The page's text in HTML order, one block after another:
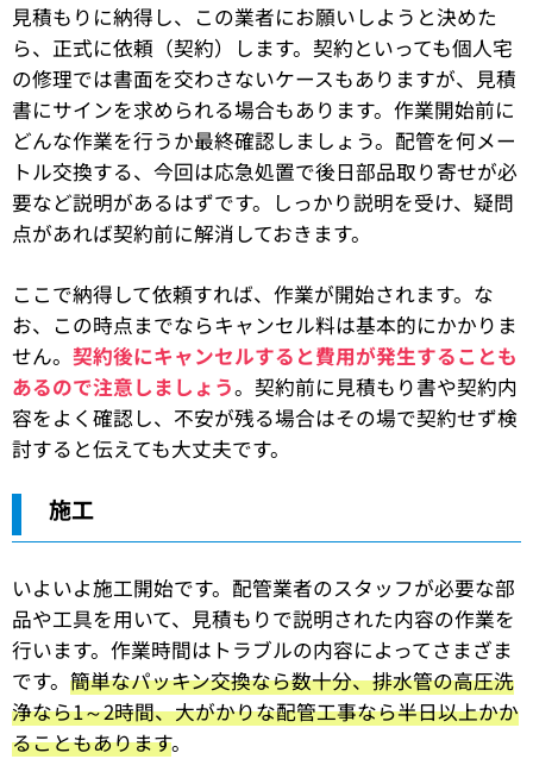
見積もりに納得し、この業者にお願いしようと決めた
ら、正式に依頼（契約）します。契約といっても個人宅
の修理では書面を交わさないケースもありますが、見積
書にサインを求められる場合もあります。作業開始前に
どんな作業を行うか最終確認しましょう。配管を何メー
トル交換する、今回は応急処置で後日部品取り寄せが必
要など説明があるはずです。しっかり説明を受け、疑問
点があれば契約前に解消しておきます。
ここで納得して依頼すれば、作業が開始されます。な
お、この時点までならキャンセル料は基本的にかかりま
せん。 契約後にキャンセルすると費用が発生することも
あるので注意しましょう。契約前に見積もり書や契約内
容をよく確認し、不安が残る場合はその場で契約せず検
討すると伝えても大丈夫です。
施工
いよいよ施工開始です。配管業者のスタッフが必要な部
品や工具を用いて、見積もりで説明された内容の作業を
行います。作業時間はトラブルの内容によってさまざま
です。 簡単なパッキン交換なら数十分、排水管の高圧洗
浄なら1～2時間、大がかりな配管工事なら半日以上かか
ることもあります。